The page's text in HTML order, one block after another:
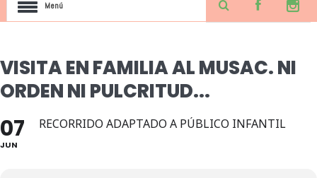
Menú
VISITA EN FAMILIA AL MUSAC. NI
ORDEN NI PULCRITUD...
07
JUN
RECORRIDO ADAPTADO A PÚBLICO INFANTIL